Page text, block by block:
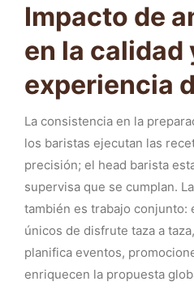
Impacto de
en la calidad
experiencia
La consistencia en la
los baristas ejecutan las
precisión; el head barista
supervisa que se cumplan.
también es trabajo conjunto:
únicos de disfrute taza a
planifica eventos,
enriquecen la propuesta